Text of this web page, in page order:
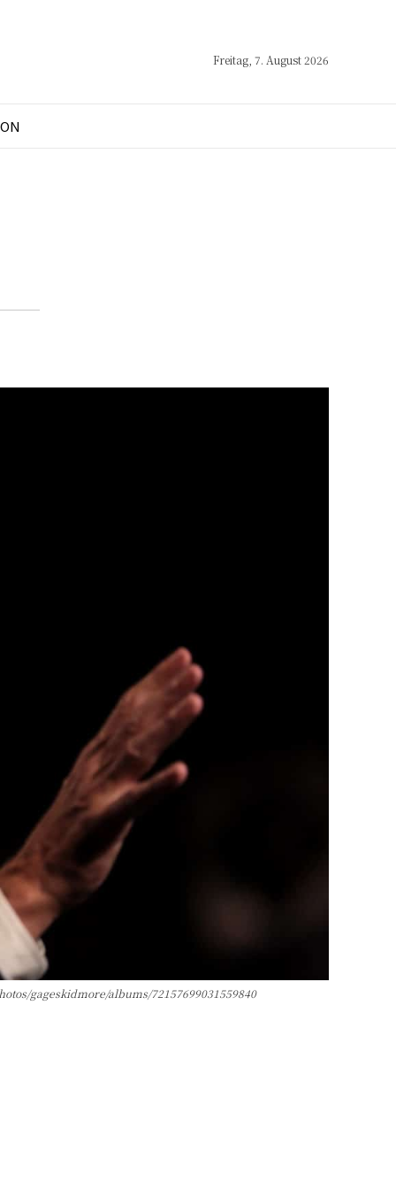
Freitag, 7. August 2026
gageskidmore/albums/72157699031559840